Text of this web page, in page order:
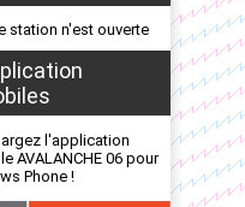
station n'est ouverte
l'application
AVALANCHE 06 pour
Phone !